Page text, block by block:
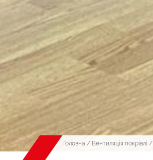
Головна / Вентиляція покрівлі /